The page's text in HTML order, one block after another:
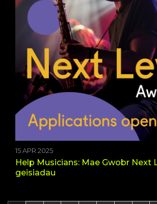
15 APR 2025
Help Musicians: Mae Gwobr Next
geisiadau